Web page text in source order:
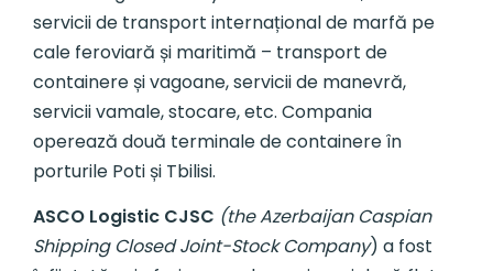
servicii de transport internațional de marfă pe
cale feroviară și maritimă – transport de
containere și vagoane, servicii de manevră,
servicii vamale, stocare, etc. Compania
operează două terminale de containere în
porturile Poti și Tbilisi.
ASCO Logistic CJSC (the Azerbaijan Caspian
Shipping Closed Joint-Stock Company) a fost